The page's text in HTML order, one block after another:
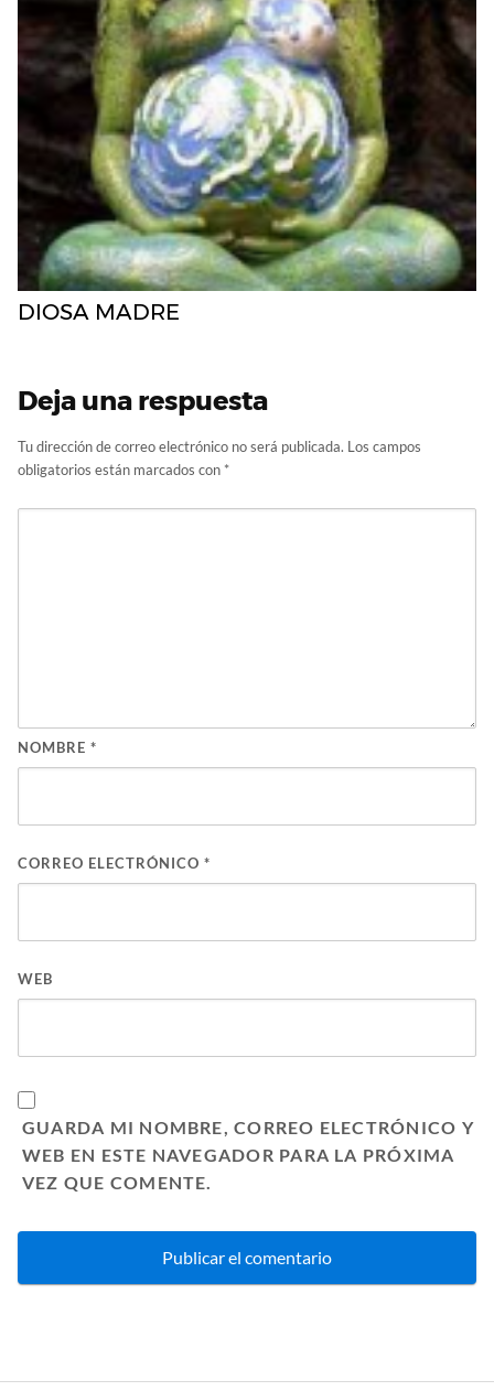
DIOSA MADRE
Deja una respuesta
Tu dirección de correo electrónico no será publicada. Los campos
obligatorios están marcados con *
NOMBRE *
CORREO ELECTRÓNICO *
WEB
GUARDA MI NOMBRE, CORREO ELECTRÓNICO Y
WEB EN ESTE NAVEGADOR PARA LA PRÓXIMA
VEZ QUE COMENTE.